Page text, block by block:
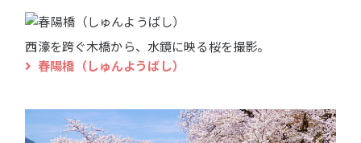
西濠を跨ぐ木橋から、水鏡に映る桜を撮影。
春陽橋（しゅんようばし）